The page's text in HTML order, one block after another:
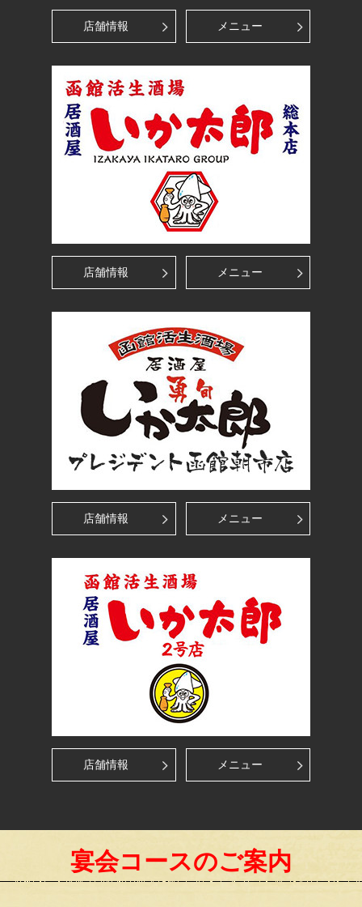
店舗情報 メニュー
店舗情報 メニュー
店舗情報 メニュー
店舗情報 メニュー
宴会コースのご案内